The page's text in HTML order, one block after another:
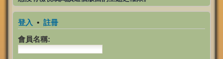
登入 • 註冊
會員名稱: